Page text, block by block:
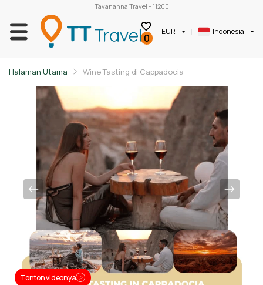
Tavananna Travel - 11200
0 EUR Indonesia
Halaman Utama Wine Tasting di Cappadocia
Tonton videonya